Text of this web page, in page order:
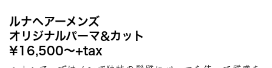
ルナヘアーメンズ
オリジナルパーマ&カット
¥16,500〜+tax